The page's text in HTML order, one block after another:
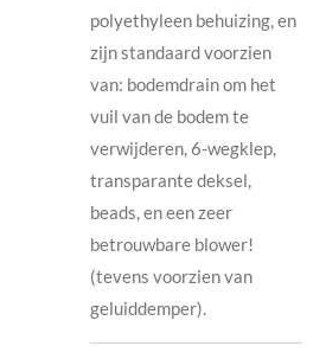
polyethyleen behuizing, en
zijn standaard voorzien
van: bodemdrain om het
vuil van de bodem te
verwijderen, 6-wegklep,
transparante deksel,
beads, en een zeer
betrouwbare blower!
(tevens voorzien van
geluiddemper).